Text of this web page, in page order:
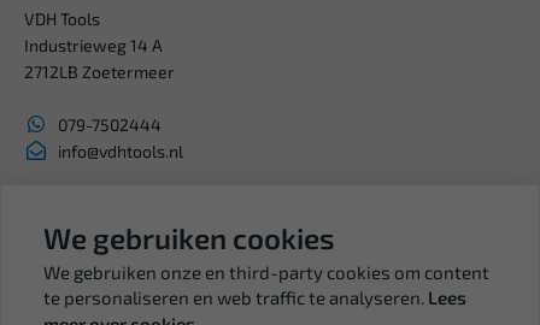
VDH Tools
Industrieweg 14 A
2712LB Zoetermeer
079-7502444
info@vdhtools.nl
BTW: NL819958657B01
We gebruiken cookies
We gebruiken onze en third-party cookies om content
te personaliseren en web traffic te analyseren. Lees